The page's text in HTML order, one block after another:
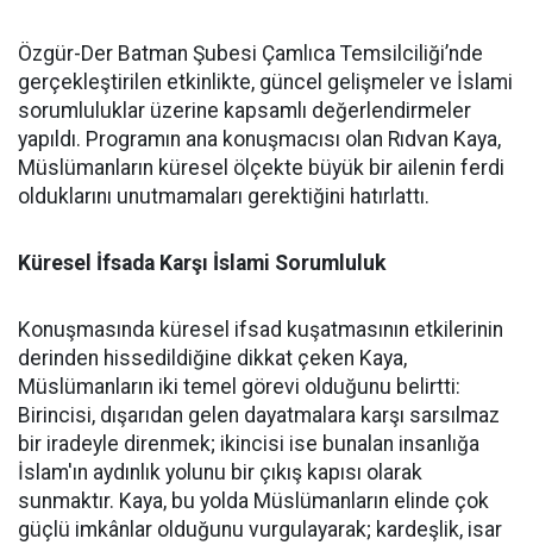
Özgür-Der Batman Şubesi Çamlıca Temsilciliği’nde
gerçekleştirilen etkinlikte, güncel gelişmeler ve İslami
sorumluluklar üzerine kapsamlı değerlendirmeler
yapıldı. Programın ana konuşmacısı olan Rıdvan Kaya,
Müslümanların küresel ölçekte büyük bir ailenin ferdi
olduklarını unutmamaları gerektiğini hatırlattı.
Küresel İfsada Karşı İslami Sorumluluk
Konuşmasında küresel ifsad kuşatmasının etkilerinin
derinden hissedildiğine dikkat çeken Kaya,
Müslümanların iki temel görevi olduğunu belirtti:
Birincisi, dışarıdan gelen dayatmalara karşı sarsılmaz
bir iradeyle direnmek; ikincisi ise bunalan insanlığa
İslam'ın aydınlık yolunu bir çıkış kapısı olarak
sunmaktır. Kaya, bu yolda Müslümanların elinde çok
güçlü imkânlar olduğunu vurgulayarak; kardeşlik, isar